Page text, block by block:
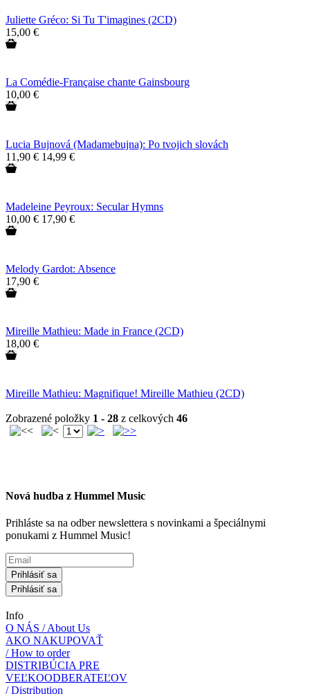
Juliette Gréco: Si Tu T'imagines (2CD)
15,00 €
La Comédie-Française chante Gainsbourg
10,00 €
Lucia Bujnová (Madamebujna): Po tvojich slovách
11,90 € 14,99 €
Madeleine Peyroux: Secular Hymns
10,00 € 17,90 €
Melody Gardot: Absence
17,90 €
Mireille Mathieu: Made in France (2CD)
18,00 €
Mireille Mathieu: Magnifique! Mireille Mathieu (2CD)
Zobrazené položky 1 - 28 z celkových 46
Nová hudba z Hummel Music
Prihláste sa na odber newslettera s novinkami a špeciálnymi
ponukami z Hummel Music!
Prihlásiť sa
Prihlásiť sa
Info
O NÁS / About Us
AKO NAKUPOVAŤ
/ How to order
DISTRIBÚCIA PRE
VEĽKOODBERATEĽOV
/ Distribution